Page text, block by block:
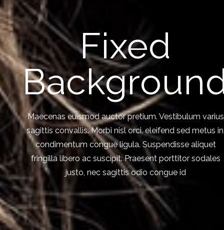
Fixed
Maecenas euismod auctor pretium. Vestibulum varius
sagittis convallis. Morbi nisl orci, eleifend sed metus
condimentum congue ligula. Suspendisse aliquet
fringilla libero ac suscipit. Praesent porttitor sodales
justo, nec sagittis odio congue id